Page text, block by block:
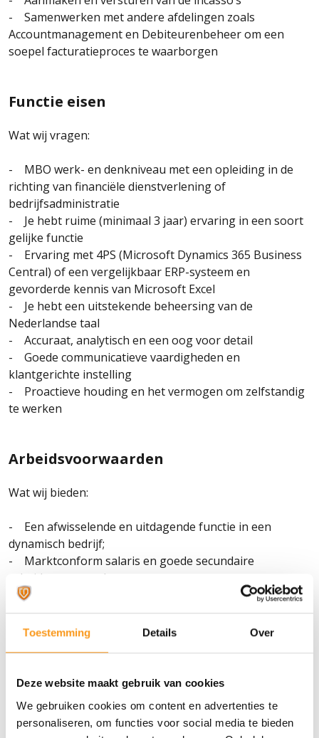
Toestemming Details Over
Deze website maakt gebruik van cookies
We gebruiken cookies om content en advertenties te
personaliseren, om functies voor social media te bieden
- Samenwerken met andere afdelingen zoals
Accountmanagement en Debiteurenbeheer om een
soepel facturatieproces te waarborgen
Functie eisen
Wat wij vragen:
- MBO werk- en denkniveau met een opleiding in de
richting van financiële dienstverlening of
bedrijfsadministratie
- Je hebt ruime (minimaal 3 jaar) ervaring in een soort
gelijke functie
- Ervaring met 4PS (Microsoft Dynamics 365 Business
Central) of een vergelijkbaar ERP-systeem en
gevorderde kennis van Microsoft Excel
- Je hebt een uitstekende beheersing van de
Nederlandse taal
- Accuraat, analytisch en een oog voor detail
- Goede communicatieve vaardigheden en
klantgerichte instelling
- Proactieve houding en het vermogen om zelfstandig
te werken
Arbeidsvoorwaarden
Wat wij bieden:
- Een afwisselende en uitdagende functie in een
dynamisch bedrijf;
- Marktconform salaris en goede secundaire
arbeidsvoorwaarden;
- Een dienstverband van 32-40 uur per week;
- Een aangename en informele werksfeer in een klein
team;
- Diverse ontwikkel- en studiemogelijkheden;
- Studiefonds vanuit TBI voor schoolgaande kinderen
boven de 12 (bij een vast dienstverband);